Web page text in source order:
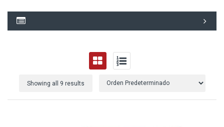
Showing all 9 results